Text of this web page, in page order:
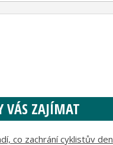
VÁS ZAJÍMAT
co zachrání cyklistův den